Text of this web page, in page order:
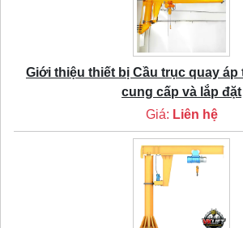
Giới thiệu thiết bị Cầu trục quay
cung cấp và lắp đặt
Giá: Liên hệ